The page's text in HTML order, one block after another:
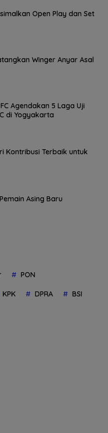
Open Play dan Set
Winger Anyar Asal
Agendakan 5 Laga Uji
di Yogyakarta
Kontribusi Terbaik untuk
Asing Baru
PON
KPK DPRA BSI